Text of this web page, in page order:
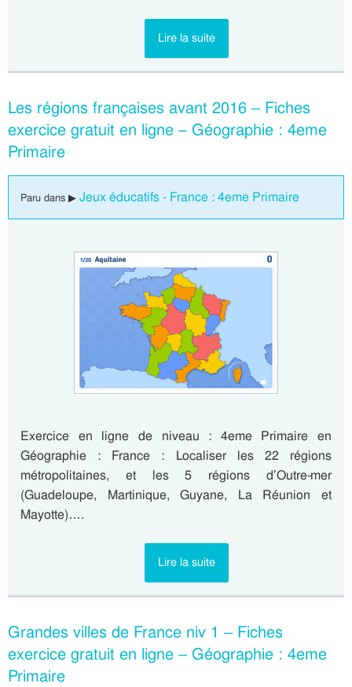
Lire la suite
Les régions françaises avant 2016 – Fiches
exercice gratuit en ligne – Géographie : 4eme
Primaire
Paru dans ▶ Jeux éducatifs - France : 4eme Primaire
Exercice en ligne de niveau : 4eme Primaire en
Géographie : France : Localiser les 22 régions
métropolitaines, et les 5 régions d’Outre-mer
(Guadeloupe, Martinique, Guyane, La Réunion et
Mayotte)….
Lire la suite
Grandes villes de France niv 1 – Fiches
exercice gratuit en ligne – Géographie : 4eme
Primaire